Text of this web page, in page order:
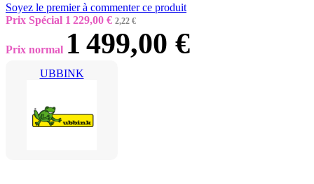
Soyez le premier à commenter ce produit
Prix Spécial 1 229,00 € 2,22 €
Prix normal 1 499,00 €
UBBINK